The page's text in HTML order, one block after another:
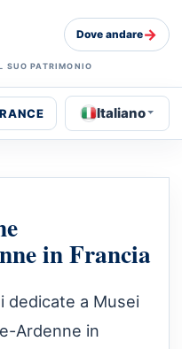
SUO PATRIMONIO
Dove andare→
Italiano
in Francia
dedicate a Musei
Ardenne in